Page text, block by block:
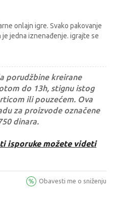
onlajn igre. Svako pakovanje
jedna iznenađenje. igrajte se
porudžbine kreirane
do 13h, stignu istog
ili pouzećem. Ova
za proizvode označene
dinara.
isporuke možete videti
Obavesti me o sniženju